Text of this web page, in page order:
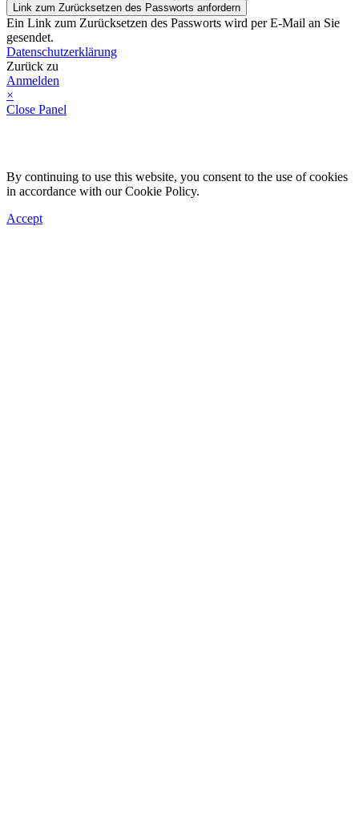
Link zum Zurücksetzen des Passworts anfordern
Ein Link zum Zurücksetzen des Passworts wird per E-Mail an Sie
gesendet.
Datenschutzerklärung
Zurück zu
Anmelden
×
Close Panel
By continuing to use this website, you consent to the use of cookies
in accordance with our Cookie Policy.
Accept